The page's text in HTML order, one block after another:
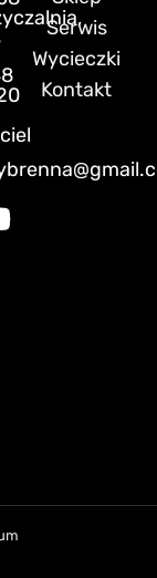
Serwis
Wycieczki
Kontakt